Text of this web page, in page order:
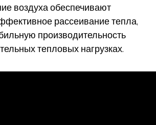
воздуха обеспечивают
рассеивание тепла,
производительность
тепловых нагрузках.